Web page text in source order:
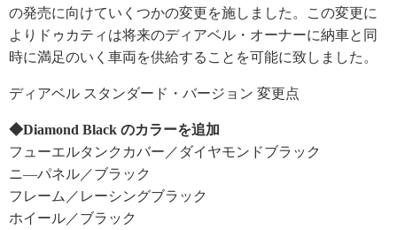
の発売に向けていくつかの変更を施しました。この変更に
よりドゥカティは将来のディアベル・オーナーに納車と同
時に満足のいく車両を供給することを可能に致しました。
ディアベル スタンダード・バージョン 変更点
◆Diamond Black のカラーを追加
フューエルタンクカバー／ダイヤモンドブラック
ニ―パネル／ブラック
フレーム／レーシングブラック
ホイール／ブラック